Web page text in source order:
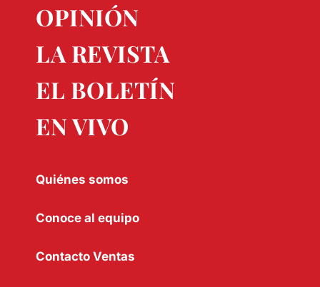
OPINIÓN
LA REVISTA
EL BOLETÍN
EN VIVO
Quiénes somos
Conoce al equipo
Contacto Ventas